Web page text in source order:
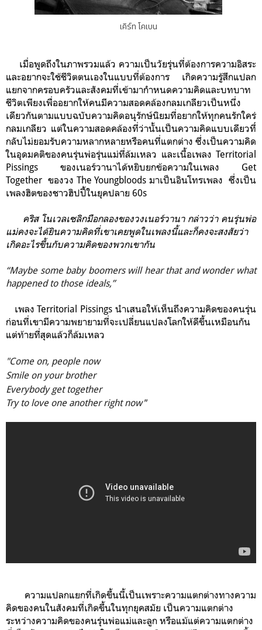
เคิร์ท โคเบน
เมื่อพูดถึงในภาพรวมแล้ว ความเป็นวัยรุ่นที่ต้องการความอิสระ
และอยากจะใช้ชีวิตตนเองในแบบที่ต้องการ เกิดความรู้สึกแปลก
แยกจากครอบครัวและสังคมที่เข้ามากำหนดความคิดและบทบาท
ชีวิตเพียงเพื่ออยากให้คนมีความสอดคล้องกลมเกลียวเป็นหนึ่ง
เดียวกันตามแบบฉบับความคิดอนุรักษ์นิยมที่อยากให้ทุกคนรักใคร่
กลมเกลียว แต่ในความสอดคล้องที่ว่านั้นเป็นความคิดแบบเดียวที่่
กลับไม่ยอมรับความหลากหลายหรือคนที่แตกต่าง ซึ่งเป็นความคิด
ในอุดมคติของคนรุ่นพ่อรุ่นแม่ที่ล้มเหลว และเนื้อเพลง Territorial
Pissings ของเนอร์วานาได้หยิบยกข้อความในเพลง Get
Together ของวง The Youngbloodsมาเป็นอินโทรเพลง ซึ่งเป็น
เพลงฮิตของชาวฮิปปี้ในยุคปลาย 60s
คริส โนเวลเซลิกมือกลองของวงเนอร์วานา กล่าวว่า คนรุ่นพ่อ
แม่คงจะได้ยินความคิดที่เขาเคยพูดในเพลงนี้และก็คงจะสงสัยว่า
เกิดอะไรขึ้นกับความคิดของพวกเขากัน
“Maybe some baby boomers will hear that and wonder what
happened to those ideals,”
เพลง Territorial Pissings นำเสนอให้เห็นถึงความคิดของคนรุ่น
ก่อนที่เขามีความพยายามที่จะเปลี่ยนแปลงโลกให้ดีขึ้นเหมือนกัน
แต่ท้ายที่สุดแล้วก็ล้มเหลว
"Come on, people now
Smile on your brother
Everybody get together
Try to love one another right now"
ความแปลกแยกที่เกิดขึ้นนี้เป็นเพราะความแตกต่างทางความ
คิดของคนในสังคมที่เกิดขึ้นในทุกยุคสมัย เป็นความแตกต่าง
ระหว่างความคิดของคนรุ่นพ่อแม่และลูก หรือแม้แต่ความแตกต่าง